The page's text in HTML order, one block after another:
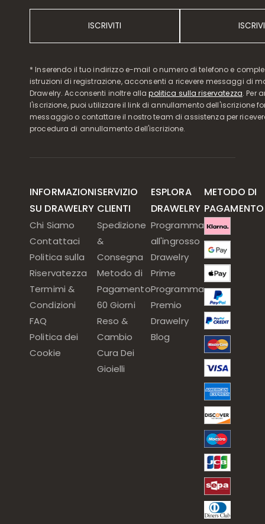
ISCRIVITI
* Inserendo il tuo indirizzo e-mail o numero di telefono e
istruzioni di registrazione, acconsenti a ricevere messaggi di
Drawelry. Acconsenti inoltre allapolitica sulla riservatezza. Per
l'iscrizione, puoi utilizzare il link di annullamento dell'iscrizione
messaggio o contattare il nostro team di assistenza per
procedura di annullamento dell'iscrizione.
INFORMAZIONI
SU DRAWELRY
Chi Siamo
Contattaci
Politica sulla
Riservatezza
Termimi &
Condizioni
FAQ
Politica dei
Cookie
SERVIZIO
CLIENTI
Spedizione
&
Consegna
Metodo di
Pagamento
60 Giorni
Reso &
Cambio
Cura Dei
Gioielli
ESPLORA
DRAWELRY
Programma
all'ingrosso
Drawelry
Prime
Programma
Premio
Drawelry
Blog
METODO DI
PAGAMENTO